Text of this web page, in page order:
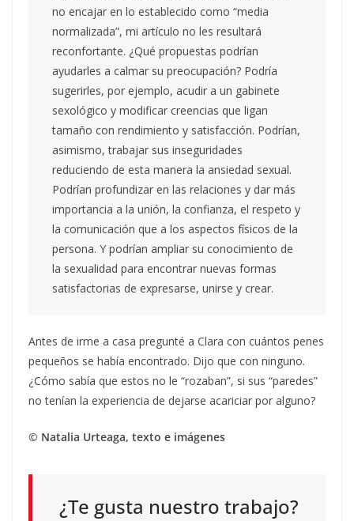
no encajar en lo establecido como “media
normalizada”, mi artículo no les resultará
reconfortante. ¿Qué propuestas podrían
ayudarles a calmar su preocupación? Podría
sugerirles, por ejemplo, acudir a un gabinete
sexológico y modificar creencias que ligan
tamaño con rendimiento y satisfacción. Podrían,
asimismo, trabajar sus inseguridades
reduciendo de esta manera la ansiedad sexual.
Podrían profundizar en las relaciones y dar más
importancia a la unión, la confianza, el respeto y
la comunicación que a los aspectos físicos de la
persona. Y podrían ampliar su conocimiento de
la sexualidad para encontrar nuevas formas
satisfactorias de expresarse, unirse y crear.
Antes de irme a casa pregunté a Clara con cuántos penes
pequeños se había encontrado. Dijo que con ninguno.
¿Cómo sabía que estos no le “rozaban”, si sus “paredes”
no tenían la experiencia de dejarse acariciar por alguno?
© Natalia Urteaga, texto e imágenes
¿Te gusta nuestro trabajo?